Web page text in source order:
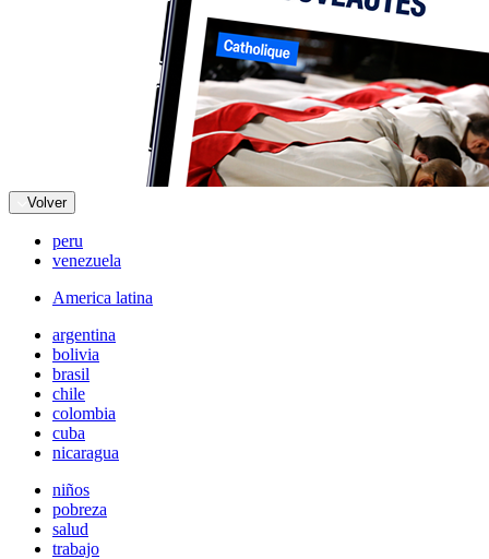
Volver
peru
venezuela
America latina
argentina
bolivia
brasil
chile
colombia
cuba
nicaragua
niños
pobreza
salud
trabajo